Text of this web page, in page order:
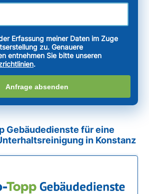
Erfassung meiner Daten im Zuge
zu. Genauere
entnehmen Sie bitte unseren
.
Anfrage absenden
Gebäudedienste für eine
in Konstanz